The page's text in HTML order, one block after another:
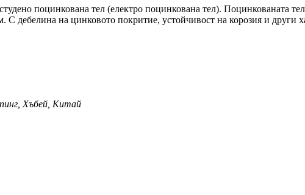
поцинкована тел (електро поцинкована тел). Поцинкованата
дебелина на цинковото покритие, устойчивост на корозия и други
Хъбей, Китай